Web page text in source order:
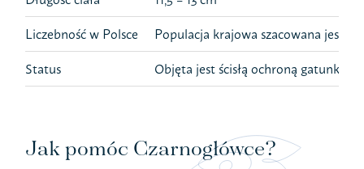
Liczebność w Polsce Populacja krajowa szacowana jest
Status Objęta jest ścisłą ochroną
Jak pomóc Czarnogłówce?